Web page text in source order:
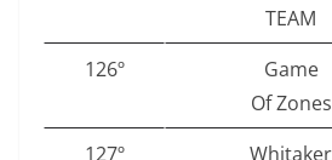
TEAM
126º
Game
Of Zones
127º
Whitaker